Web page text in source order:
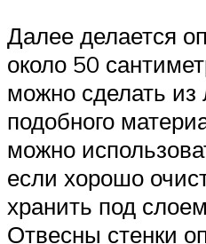
Далее делается
около 50
можно сделать
подобного
можно
если хорошо
хранить под
Отвесны стенки